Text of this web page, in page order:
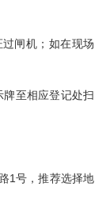
闸机；如在现场
至相应登记处扫
1号，推荐选择地